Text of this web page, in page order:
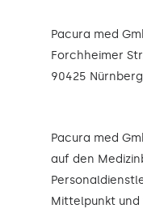
Pacura med
Forchheimer
90425 Nürnberg
Pacura med
auf den
Mittelpunkt und